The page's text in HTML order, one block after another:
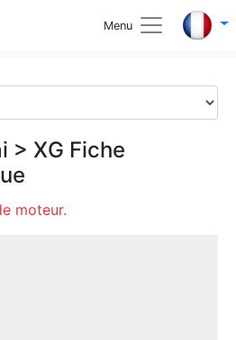
Menu
> XG Fiche
moteur.